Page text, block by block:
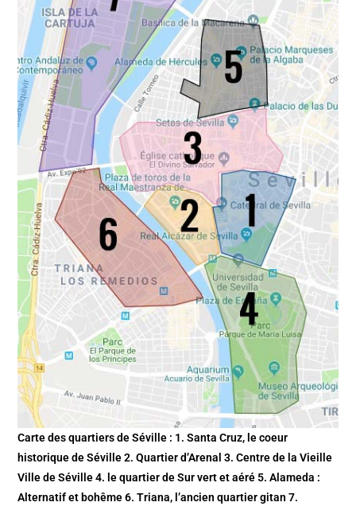
Carte des quartiers de Séville : 1. Santa Cruz, le coeur
historique de Séville 2. Quartier d’Arenal 3. Centre de la Vieille
Ville de Séville 4. le quartier de Sur vert et aéré 5. Alameda :
Alternatif et bohême 6. Triana, l’ancien quartier gitan 7.